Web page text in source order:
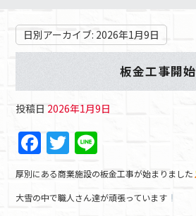
日別アーカイブ: 2026年1月9日
板金工事開始
投稿日 2026年1月9日
F
a
c
T
w
itt
n
e
厚別にある商業施設の板金工事が始まりました
大雪の中で職人さん達が頑張っています